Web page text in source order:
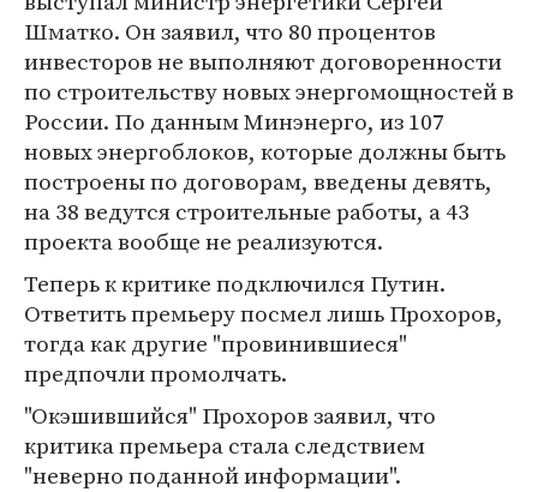
Шматко. Он заявил, что 80 процентов
инвесторов не выполняют договоренности
по строительству новых энергомощностей в
России. По данным Минэнерго, из 107
новых энергоблоков, которые должны быть
построены по договорам, введены девять,
на 38 ведутся строительные работы, а 43
проекта вообще не реализуются.
Теперь к критике подключился Путин.
Ответить премьеру посмел лишь Прохоров,
тогда как другие "провинившиеся"
предпочли промолчать.
"Окэшившийся" Прохоров заявил, что
критика премьера стала следствием
"неверно поданной информации".